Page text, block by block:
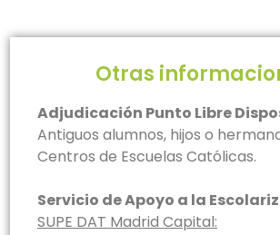
Otras
Adjudicación Punto Libre
Antiguos alumnos, hijos o
Centros de Escuelas Católicas.
Servicio de Apoyo a la
SUPE DAT Madrid Capital: